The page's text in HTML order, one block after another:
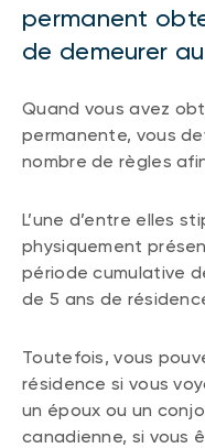
permanent
de demeurer
Quand vous avez
permanente, vous
nombre de règles
L’une d’entre elles
physiquement
période cumulative
de 5 ans de
Toutefois, vous
résidence si vous
un époux ou un
canadienne, si vous